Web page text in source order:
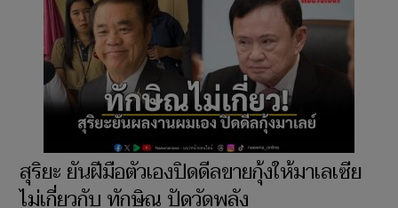
สุริยะ ยันฝีมือตัวเองปิดดีลขายกุ้งให้มาเลเซีย
ไม่เกี่ยวกับ ทักษิณ ปัดวัดพลัง